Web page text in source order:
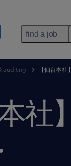
find a job
auditing 【仙台本
本
.